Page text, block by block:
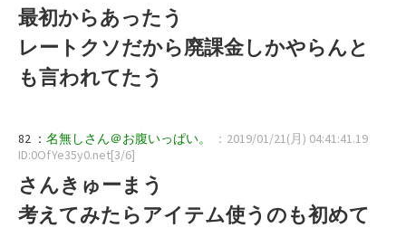
最初からあったう
レートクソだから廃課金しかやらんと
も言われてたう
82 ： 名無しさん＠お腹いっぱい。
：2019/01/21(月) 04:41:41.19
ID:0OfYe35y0.net[3/6]
さんきゅーまう
考えてみたらアイテム使うのも初めて